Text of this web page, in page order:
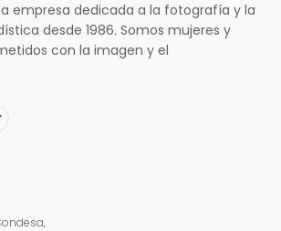
empresa dedicada a la fotografía y la
desde 1986. Somos mujeres y
con la imagen y el